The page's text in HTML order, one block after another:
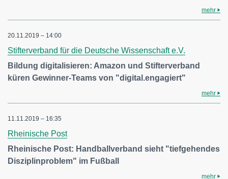
mehr
20.11.2019 – 14:00
Stifterverband für die Deutsche Wissenschaft e.V.
Bildung digitalisieren: Amazon und Stifterverband
küren Gewinner-Teams von "digital.engagiert"
mehr
11.11.2019 – 16:35
Rheinische Post
Rheinische Post: Handballverband sieht "tiefgehendes
Disziplinproblem" im Fußball
mehr